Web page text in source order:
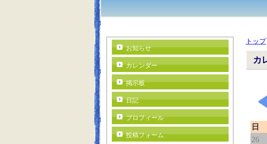
トップ
カ
日
26
お知らせ
カレンダー
掲示板
日記
プロフィール
投稿フォーム